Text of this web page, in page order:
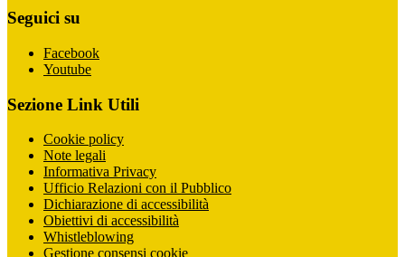
Seguici su
Facebook
Youtube
Sezione Link Utili
Cookie policy
Note legali
Informativa Privacy
Ufficio Relazioni con il Pubblico
Dichiarazione di accessibilità
Obiettivi di accessibilità
Whistleblowing
Gestione consensi cookie